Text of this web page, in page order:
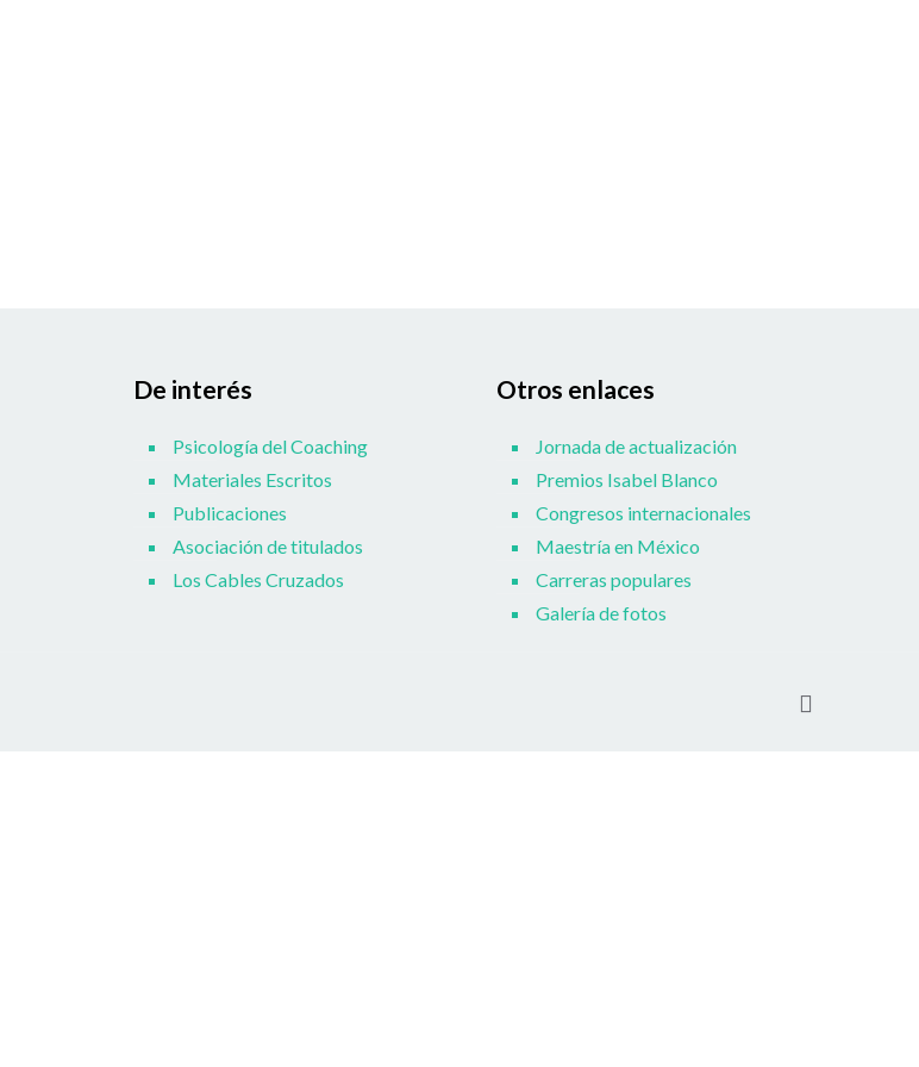
De interés
Psicología del Coaching
Materiales Escritos
Publicaciones
Asociación de titulados
Los Cables Cruzados
Otros enlaces
Jornada de actualización
Premios Isabel Blanco
Congresos internacionales
Maestría en México
Carreras populares
Galería de fotos